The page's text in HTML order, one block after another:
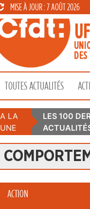
MISE À JOUR : 7 AOÛT 2026
TOUTES ACTUALITÉS
A LA
UNE
LES 100
ACTION